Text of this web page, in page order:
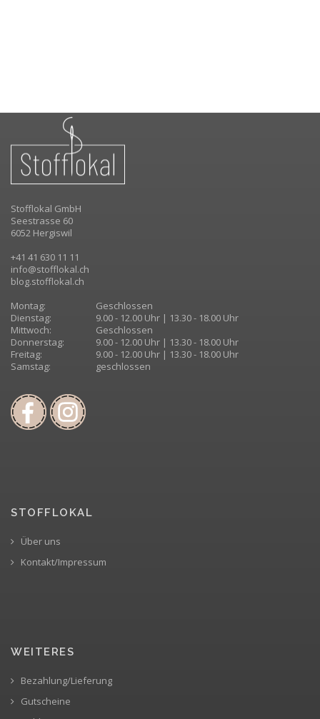
Stofflokal GmbH
Seestrasse 60
6052 Hergiswil
+41 41 630 11 11
info@stofflokal.ch
blog.stofflokal.ch
Montag:
Geschlossen
Dienstag:
9.00 - 12.00 Uhr | 13.30 - 18.00 Uhr
Mittwoch:
Geschlossen
Donnerstag:
9.00 - 12.00 Uhr | 13.30 - 18.00 Uhr
Freitag:
9.00 - 12.00 Uhr | 13.30 - 18.00 Uhr
Samstag:
geschlossen
STOFFLOKAL
Über uns
Kontakt/Impressum
WEITERES
Bezahlung/Lieferung
Gutscheine